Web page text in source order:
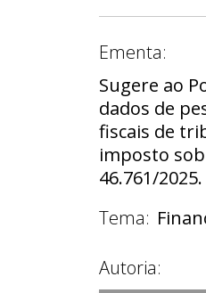
Ementa:
Sugere ao
dados de
fiscais de
imposto
46.761/2025.
Tema:
Autoria: